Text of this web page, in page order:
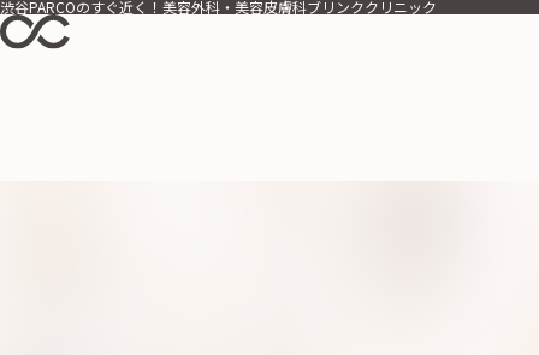
渋谷PARCOのすぐ近く！美容外科・美容皮膚科ブリンククリニック